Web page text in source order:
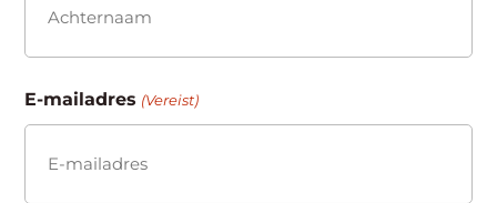
E-mailadres (Vereist)